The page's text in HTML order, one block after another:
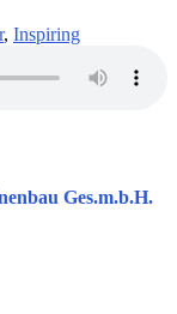
, Inspiring
Ges.m.b.H.